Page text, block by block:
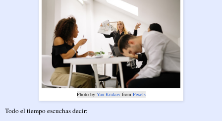
Photo by Yan Krukovfrom Pexels
Todo el tiempo escuchas decir: